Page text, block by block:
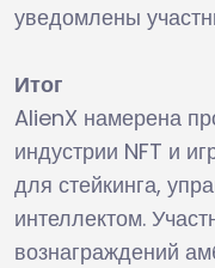
уведомлены
Итог
AlienX намерена
индустрии NFT и
для стейкинга,
интеллектом.
вознаграждений